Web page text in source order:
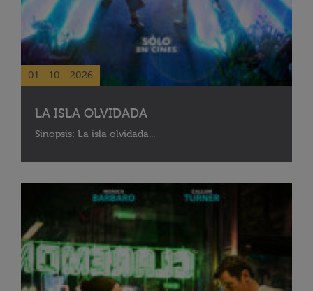
01 - 10 - 2026
LA ISLA OLVIDADA
Sinopsis: La isla olvidada...